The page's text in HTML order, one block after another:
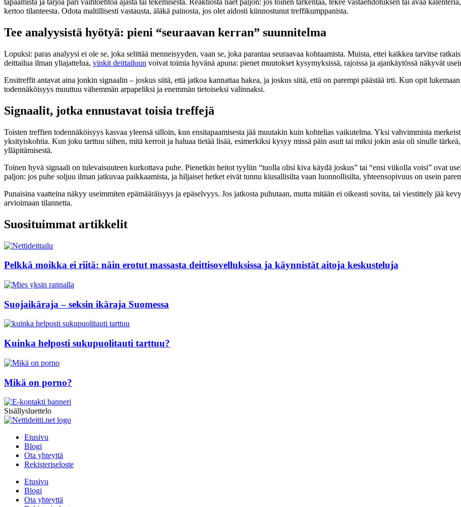
tapaamista ja tarjoa pari vaihtoehtoa ajasta tai tekemisestä. Reaktiosta näet paljon: jos toinen tarkentaa, tekee vastaehdotuksen tai avaa
kertoo tilanteesta. Odota maltillisesti vastausta, äläkä painosta, jos olet aidosti kiinnostunut treffikumppanista.
Tee analyysistä hyötyä: pieni “seuraavan kerran” suunnitelma
Lopuksi: paras analyysi ei ole se, joka selittää menneisyyden, vaan se, joka parantaa seuraavaa kohtaamista. Muista, ettei kaikkea tarvitse
deittailua ilman yliajattelua, vinkit deittailuun voivat toimia hyvänä apuna: pienet muutokset kysymyksissä, rajoissa ja ajankäytössä näkyvät
Ensitreffit antavat aina jonkin signaalin – joskus siitä, että jatkoa kannattaa hakea, ja joskus siitä, että on parempi päästää irti. Kun opit
todennäköisyys muuttuu vähemmän arpapeliksi ja enemmän tietoiseksi valinnaksi.
Signaalit, jotka ennustavat toisia treffejä
Toisten treffien todennäköisyys kasvaa yleensä silloin, kun ensitapaamisesta jää muutakin kuin kohtelias vaikutelma. Yksi vahvimmista
yksityiskohtia. Kun joku tarttuu siihen, mitä kerroit ja haluaa tietää lisää, esimerkiksi kysyy missä päin asuit tai miksi jokin asia oli sinulle
ylläpitämisestä.
Toinen hyvä signaali on tulevaisuuteen kurkottava puhe. Pienetkin heitot tyyliin “tuolla olisi kiva käydä joskus” tai “ensi viikolla voisi” ovat
paljon: jos puhe soljuu ilman jatkuvaa paikkaamista, ja hiljaiset hetket eivät tunnu kiusallisilta vaan luonnollisilta, yhteensopivuus on usein
Punaisina vaatteina näkyy useimmiten epämääräisyys ja epäselvyys. Jos jatkosta puhutaan, mutta mitään ei oikeasti sovita, tai viestittely jää
arvioimaan tilannetta.
Suosituimmat artikkelit
Pelkkä moikka ei riitä: näin erotut massasta deittisovelluksissa ja käynnistät aitoja keskusteluja
Suojaikäraja – seksin ikäraja Suomessa
Kuinka helposti sukupuolitauti tarttuu?
Mikä on porno?
Sisällysluettelo
Etusivu
Blogi
Ota yhteyttä
Rekisteriseloste
Etusivu
Blogi
Ota yhteyttä